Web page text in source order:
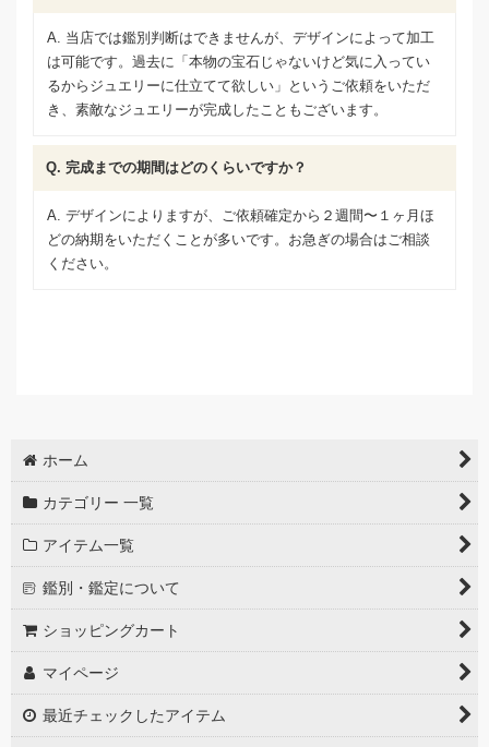
A. 当店では鑑別判断はできませんが、デザインによって加工
は可能です。過去に「本物の宝石じゃないけど気に入ってい
るからジュエリーに仕立てて欲しい」というご依頼をいただ
き、素敵なジュエリーが完成したこともございます。
Q. 完成までの期間はどのくらいですか？
A. デザインによりますが、ご依頼確定から２週間〜１ヶ月ほ
どの納期をいただくことが多いです。お急ぎの場合はご相談
ください。
ホーム
カテゴリー 一覧
アイテム一覧
鑑別・鑑定について
ショッピングカート
マイページ
最近チェックしたアイテム